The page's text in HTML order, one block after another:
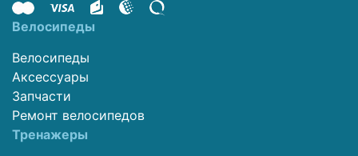
Велосипеды
Велосипеды
Аксессуары
Запчасти
Ремонт велосипедов
Тренажеры